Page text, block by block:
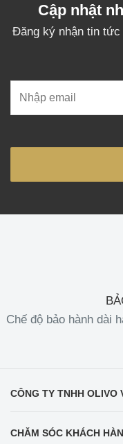
Cập nhật
Đăng ký nhận tin
Chế độ bảo hành dài
CÔNG TY TNHH OLIVO
CHĂM SÓC KHÁCH